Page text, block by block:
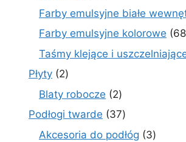
produktów
Farby emulsyjne białe
Farby emulsyjne kolorowe 68
Taśmy klejące i
Płyty 22
produkty
Blaty robocze 22
produkty
Podłogi twarde 3737
produktów
Akcesoria do podłóg 33